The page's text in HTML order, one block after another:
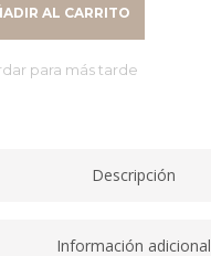
AL CARRITO
para más tarde
Descripción
Información adicional